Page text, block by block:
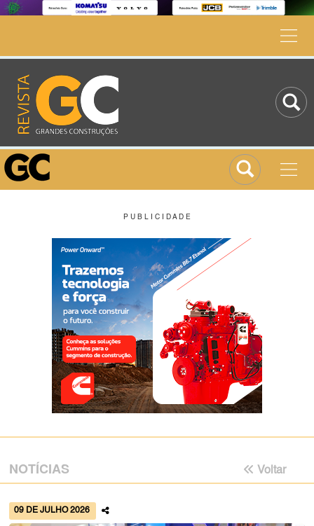
P U B L I C I D A D E
NOTÍCIAS Voltar
09 DE JULHO 2026